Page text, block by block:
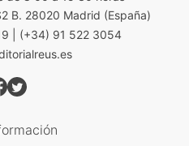
B. 28020 Madrid (España)
(+34) 91 522 3054